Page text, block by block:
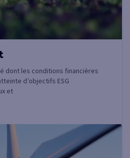
dont les conditions financières
d’objectifs ESG
et